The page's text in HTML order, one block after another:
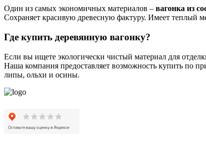
Один из самых экономичных материалов – вагонка из
Сохраняет красивую древесную фактуру. Имеет теплый
Где купить деревянную вагонку?
Если вы ищете экологически чистый материал для
Наша компания предоставляет возможность купить по
липы, ольхи и осины.